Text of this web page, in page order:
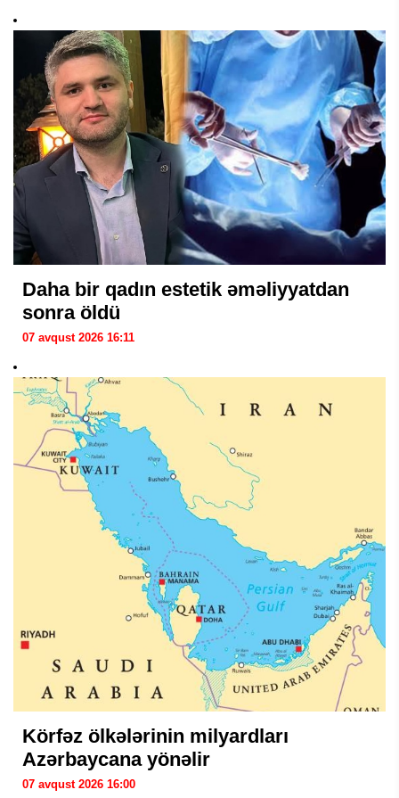
Daha bir qadın estetik əməliyyatdan
sonra öldü
07 avqust 2026 16:11
Körfəz ölkələrinin milyardları
Azərbaycana yönəlir
07 avqust 2026 16:00